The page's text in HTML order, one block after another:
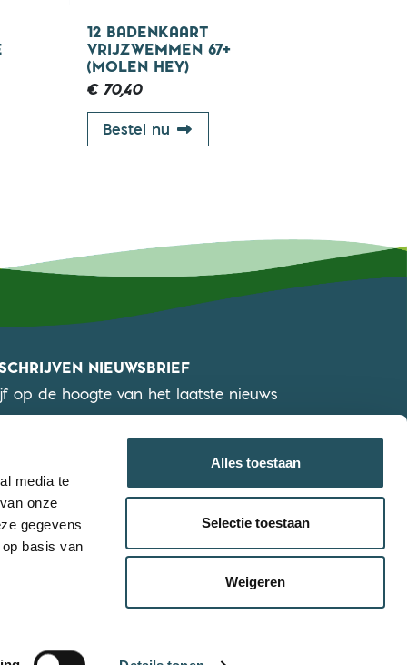
media te
onze
gegevens
basis van
Alles toestaan
Selectie toestaan
Weigeren
vrijzwemmen 67+ (De Neul)
12 BADENKAART
VRIJZWEMMEN 67+
(MOLEN HEY)
€ 70,40
Bestel nu 12 badenkaart vrijzwemmen
NIEUWSBRIEF
op de hoogte van het laatste nieuws
KLIK HIER OM JE IN TE SCHRIJVEN